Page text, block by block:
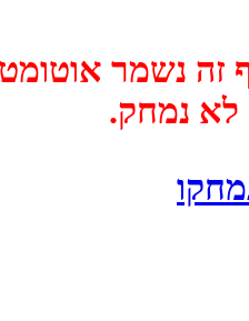
מכיוון שבתאריך 2025-
נמחק.